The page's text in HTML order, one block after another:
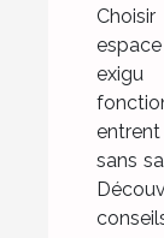
sans